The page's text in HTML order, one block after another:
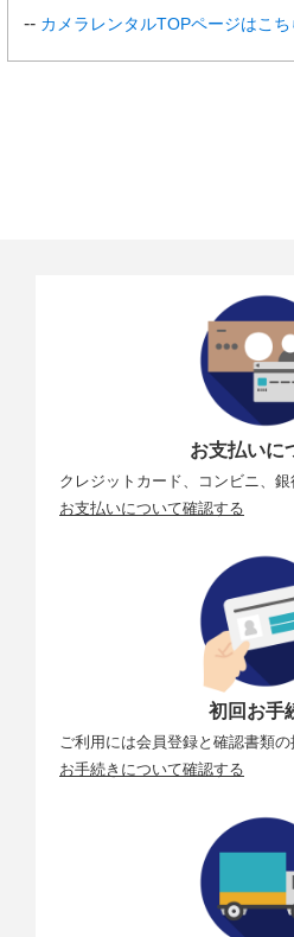
カメラレンタルTOPページはこち
お支払いに
クレジットカード、コンビニ、
お支払いについて確認する
初回お手
ご利用には会員登録と確認書類の
お手続きについて確認する